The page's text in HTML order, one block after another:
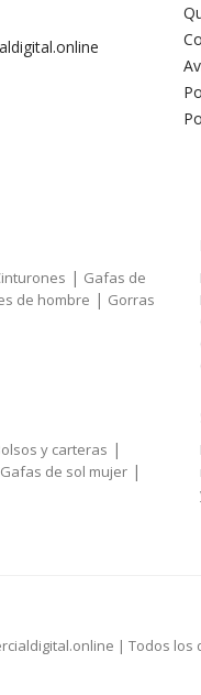
| Gafas de
de hombre | Gorras
y carteras |
Gafas de sol mujer |
| Todos los